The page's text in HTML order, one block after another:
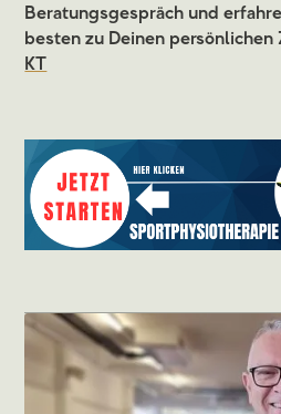
Beratungsgespräch und
besten zu Deinen persönlichen
KT